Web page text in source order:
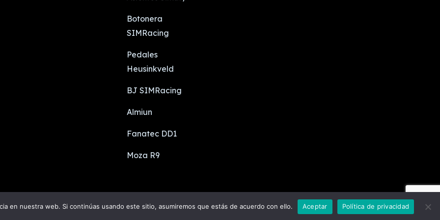
Botonera
SIMRacing
Pedales
Heusinkveld
BJ SIMRacing
Almiun
Fanatec DD1
Moza R9
© 2023 simsale.es - Todos los derechos reservados.
en nuestra web. Si continúas usando este sitio, asumiremos que estás de acuerdo con ello. Aceptar Política de privacidad